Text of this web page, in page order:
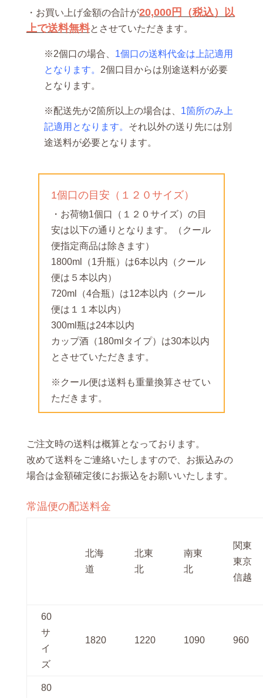
・お買い上げ金額の合計が20,000円（税込）以
上で送料無料とさせていただきます。
※2個口の場合、 1個口の送料代金は上記適用
となります。 2個口目からは別途送料が必要
となります。
※配送先が2箇所以上の場合は、 1箇所のみ上
記適用となります。 それ以外の送り先には別
途送料が必要となります。
1個口の目安（１２０サイズ）
・お荷物1個口（１２０サイズ）の目
安は以下の通りとなります。（クール
便指定商品は除きます）
1800ml（1升瓶）は6本以内（クール
便は５本以内）
720ml（4合瓶）は12本以内（クール
便は１１本以内）
300ml瓶は24本以内
カップ酒（180mlタイプ）は30本以内
とさせていただきます。
※クール便は送料も重量換算させてい
ただきます。
ご注文時の送料は概算となっております。
改めて送料をご連絡いたしますので、お振込みの
場合は金額確定後にお振込をお願いいたします。
常温便の配送料金
北海
道
北東
北
南東
北
関東
東京
信越
60
サ
イ
ズ
1820 1220 1090 960
80